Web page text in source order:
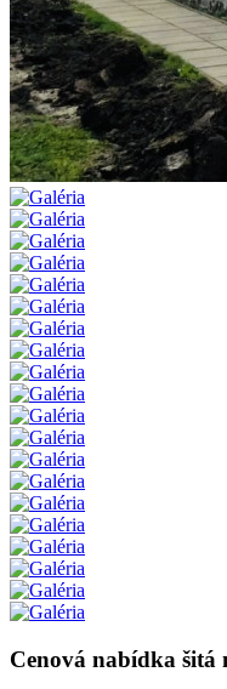
Cenová nabídka šitá